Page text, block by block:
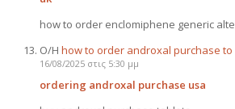
how to order enclomiphene generic
Ο/Η how to order androxal purchase to
16/08/2025 στις 5:30 μμ
ordering androxal purchase usa